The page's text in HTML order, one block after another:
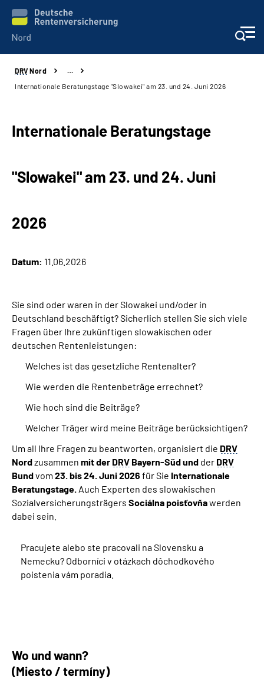
Aktuelles
Presse
Inhalte in Gebärdensprache (DGS)
Leichte Sprache
Suche
DRV Nord
…
Internationale Beratungstage "Slowakei" am 23. und 24. Juni 2026
Internationale Beratungstage
"Slowakei" am 23. und 24. Juni
2026
Datum: 11.06.2026
Sie sind oder waren in der Slowakei und/oder in
Deutschland beschäftigt? Sicherlich stellen Sie sich viele
Fragen über Ihre zukünftigen slowakischen oder
deutschen Rentenleistungen:
Welches ist das gesetzliche Rentenalter?
Wie werden die Rentenbeträge errechnet?
Wie hoch sind die Beiträge?
Welcher Träger wird meine Beiträge berücksichtigen?
Um all Ihre Fragen zu beantworten, organisiert die DRV
Nordzusammen mit der DRV Bayern-Süd und der DRV
Bundvom 23.bis 24. Juni 2026 für Sie Internationale
Beratungstage. Auch Experten des slowakischen
Sozialversicherungsträgers Sociálna poisťovňawerden
dabei sein.
Pracujete alebo ste pracovali na Slovensku a
Nemecku? Odborníci v otázkach dôchodkového
poistenia vám poradia.
Wo und wann?
(Miesto / termíny)